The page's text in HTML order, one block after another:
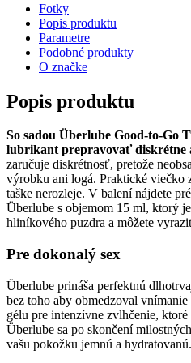
Fotky
Popis produktu
Parametre
Podobné produkty
O značke
Popis produktu
So sadou Überlube Good-to-Go
lubrikant prepravovať diskrétne
zaručuje diskrétnosť, pretože
výrobku ani logá. Praktické viečko
taške nerozleje. V balení nájdete
Überlube s objemom 15 ml, ktorý
hliníkového puzdra a môžete
Pre dokonalý sex
Überlube prináša perfektnú
bez toho aby obmedzoval
gélu pre intenzívne zvlhčenie,
Überlube sa po skončení
vašu pokožku jemnú a hydratovanú.